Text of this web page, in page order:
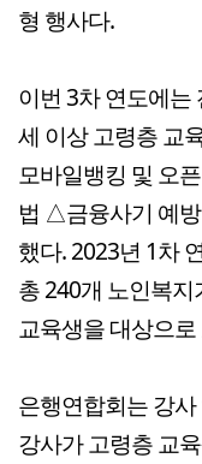
형 행사다.
이번 3차 연도에는
세 이상 고령층 교
모바일뱅킹 및 오
법 △금융사기 예
했다. 2023년 1차
총 240개 노인복
교육생을 대상으
은행연합회는 강
강사가 고령층 교